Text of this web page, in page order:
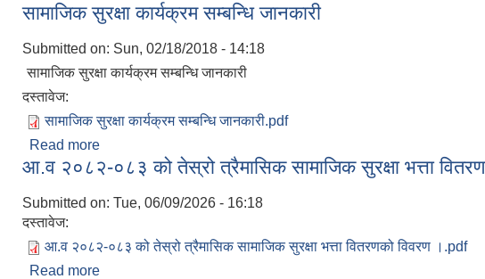
सामाजिक सुरक्षा कार्यक्रम सम्बन्धि जानकारी
Submitted on: Sun, 02/18/2018 - 14:18
सामाजिक सुरक्षा कार्यक्रम सम्बन्धि जानकारी
दस्तावेज:
सामाजिक सुरक्षा कार्यक्रम सम्बन्धि जानकारी.pdf
Read more
आ.व २०८२-०८३ को तेस्रो त्रैमासिक सामाजिक सुरक्षा भत्ता
Submitted on: Tue, 06/09/2026 - 16:18
दस्तावेज:
आ.व २०८२-०८३ को तेस्रो त्रैमासिक सामाजिक सुरक्षा भत्ता वितरणको विवरण ।.pdf
Read more